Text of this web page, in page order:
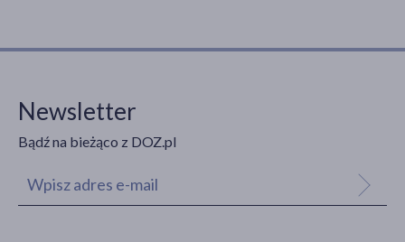
Newsletter
Bądź na bieżąco z DOZ.pl